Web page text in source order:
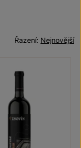
Nejnovější
Řazení: